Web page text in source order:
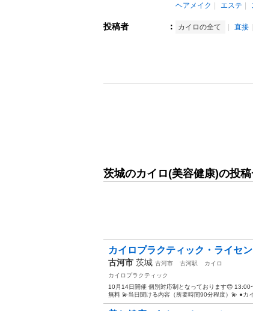
ヘアメイク
エステ
投稿者 ： カイロの全て 直接
茨城のカイロ(美容健康)の投
カイロプラクティック・ライセ
古河市 茨城 古河市 古河駅
カイロ
カイロプラクティック
10月14日開催 個別対応制となっております😊
無料 💫当日聞ける内容（所要時間90分程度）💫 ●カ